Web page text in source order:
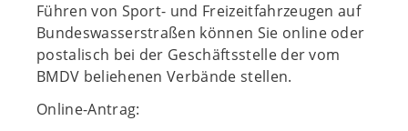
Führen von Sport- und Freizeitfahrzeugen auf
Bundeswasserstraßen können Sie online oder
postalisch bei der Geschäftsstelle der vom
BMDV beliehenen Verbände stellen.
Online-Antrag: